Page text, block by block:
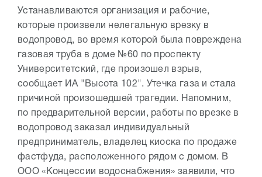
Устанавливаются организация и рабочие,
которые произвели нелегальную врезку в
водопровод, во время которой была повреждена
газовая труба в доме №60 по проспекту
Университетский, где произошел взрыв,
сообщает ИА "Высота 102". Утечка газа и стала
причиной произошедшей трагедии. Напомним,
по предварительной версии, работы по врезке в
водопровод заказал индивидуальный
предприниматель, владелец киоска по продаже
фастфуда, расположенного рядом с домом. В
ООО «Концессии водоснабжения» заявили, что